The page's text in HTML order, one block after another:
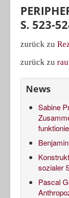
S. 523-
zurück zu
zurück zu
News
Sabine
sozialer
Pascal